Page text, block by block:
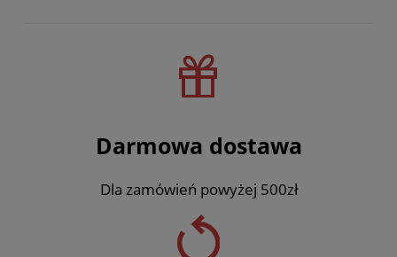
Darmowa dostawa
Dla zamówień powyżej 500zł